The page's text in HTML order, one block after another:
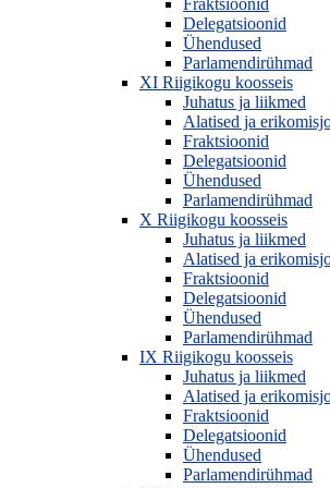
Delegatsioonid
Ühendused
Parlamendirühmad
XI Riigikogu koosseis
Juhatus ja liikmed
Alatised ja
Fraktsioonid
Delegatsioonid
Ühendused
Parlamendirühmad
X Riigikogu koosseis
Juhatus ja liikmed
Alatised ja
Fraktsioonid
Delegatsioonid
Ühendused
Parlamendirühmad
IX Riigikogu koosseis
Juhatus ja liikmed
Alatised ja
Fraktsioonid
Delegatsioonid
Ühendused
Parlamendirühmad